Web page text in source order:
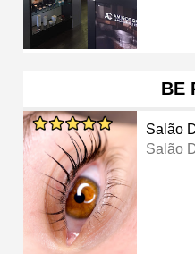
BE
Salão
Salão